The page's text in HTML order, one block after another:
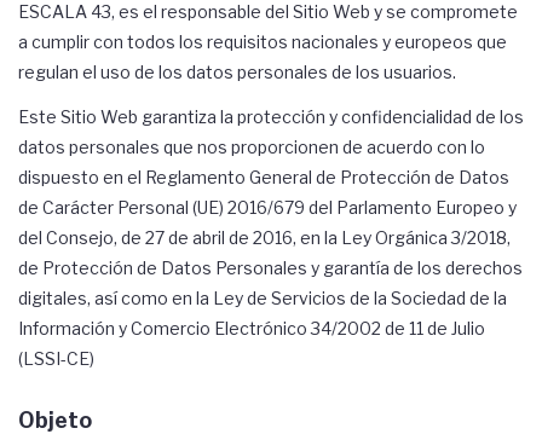
ESCALA 43, es el responsable del Sitio Web y se compromete
a cumplir con todos los requisitos nacionales y europeos que
regulan el uso de los datos personales de los usuarios.
Este Sitio Web garantiza la protección y confidencialidad de los
datos personales que nos proporcionen de acuerdo con lo
dispuesto en el Reglamento General de Protección de Datos
de Carácter Personal (UE) 2016/679 del Parlamento Europeo y
del Consejo, de 27 de abril de 2016, en la Ley Orgánica 3/2018,
de Protección de Datos Personales y garantía de los derechos
digitales, así como en la Ley de Servicios de la Sociedad de la
Información y Comercio Electrónico 34/2002 de 11 de Julio
(LSSI-CE)
Objeto